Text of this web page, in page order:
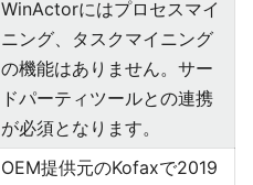
WinActorにはプロセスマイ
ニング、タスクマイニング
の機能はありません。サー
ドパーティツールとの連携
が必須となります。
OEM提供元のKofaxで2019